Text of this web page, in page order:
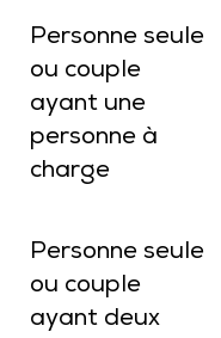
Personne seule
ou couple
ayant une
personne à
charge
Personne seule
ou couple
ayant deux